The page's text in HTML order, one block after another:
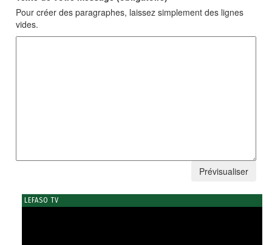
Pour créer des paragraphes, laissez simplement des lignes
vides.
LEFASO TV